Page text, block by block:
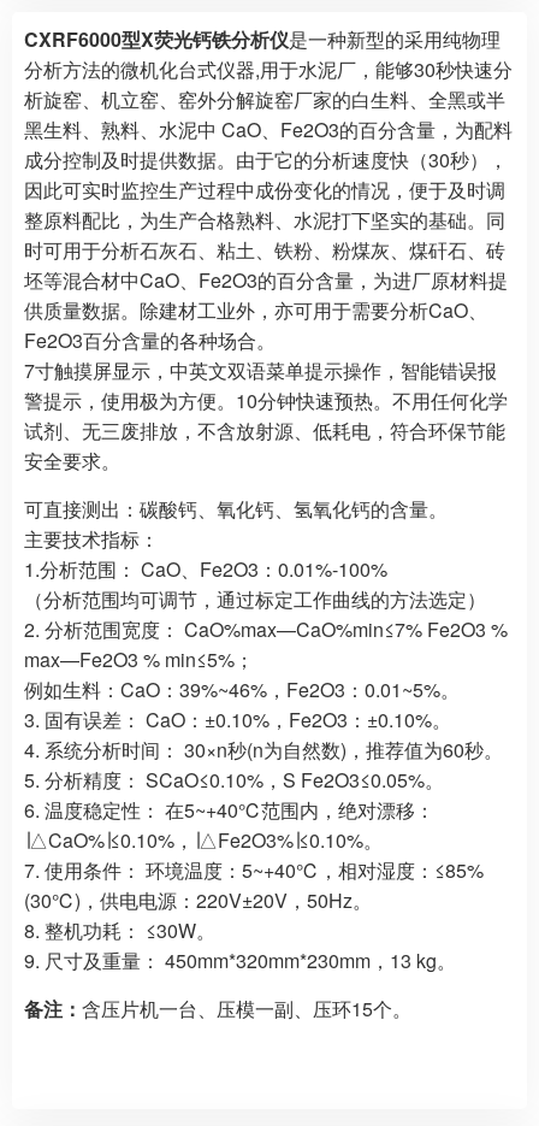
CXRF6000型X荧光钙铁分析仪是一种新型的采用纯物理
分析方法的微机化台式仪器,用于水泥厂，能够30秒快速分
析旋窑、机立窑、窑外分解旋窑厂家的白生料、全黑或半
黑生料、熟料、水泥中 CaO、Fe2O3的百分含量，为配料
成分控制及时提供数据。由于它的分析速度快（30秒），
因此可实时监控生产过程中成份变化的情况，便于及时调
整原料配比，为生产合格熟料、水泥打下坚实的基础。同
时可用于分析石灰石、粘土、铁粉、粉煤灰、煤矸石、砖
坯等混合材中CaO、Fe2O3的百分含量，为进厂原材料提
供质量数据。除建材工业外，亦可用于需要分析CaO、
Fe2O3百分含量的各种场合。
7寸触摸屏显示，中英文双语菜单提示操作，智能错误报
警提示，使用极为方便。10分钟快速预热。不用任何化学
试剂、无三废排放，不含放射源、低耗电，符合环保节能
安全要求。
可直接测出：碳酸钙、氧化钙、氢氧化钙的含量。
主要技术指标：
1.分析范围： CaO、Fe2O3：0.01%-100%
（分析范围均可调节，通过标定工作曲线的方法选定）
2. 分析范围宽度： CaO%max—CaO%min≤7% Fe2O3 %
max—Fe2O3 % min≤5%；
例如生料：CaO：39%~46%，Fe2O3：0.01~5%。
3. 固有误差： CaO：±0.10%，Fe2O3：±0.10%。
4. 系统分析时间： 30×n秒(n为自然数)，推荐值为60秒。
5. 分析精度： SCaO≤0.10%，S Fe2O3≤0.05%。
6. 温度稳定性： 在5~+40℃范围内，绝对漂移：
∣△CaO%∣≤0.10%，∣△Fe2O3%∣≤0.10%。
7. 使用条件： 环境温度：5~+40℃，相对湿度：≤85%
(30℃)，供电电源：220V±20V，50Hz。
8. 整机功耗： ≤30W。
9. 尺寸及重量： 450mm*320mm*230mm，13 kg。
备注： 含压片机一台、压模一副、压环15个。